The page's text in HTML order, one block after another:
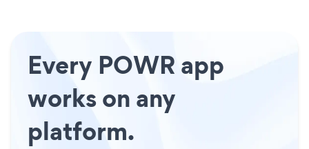
Every POWR app
works on any
platform.